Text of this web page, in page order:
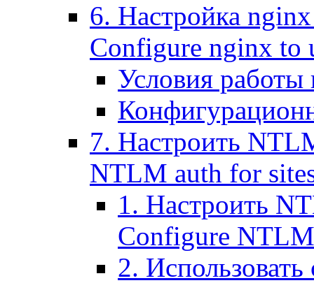
6. Настройка
Configure nginx to
Условия работы
7. Настроить
NTLM auth for
1. Настроить
Configure
2.